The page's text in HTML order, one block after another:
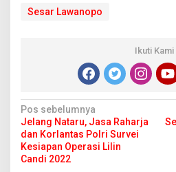
Sesar Lawanopo
Ikuti Kami
N
a
v
Pos sebelumnya
Jelang Nataru, Jasa Raharja
dan Korlantas Polri Survei
Kesiapan Operasi Lilin
Candi 2022